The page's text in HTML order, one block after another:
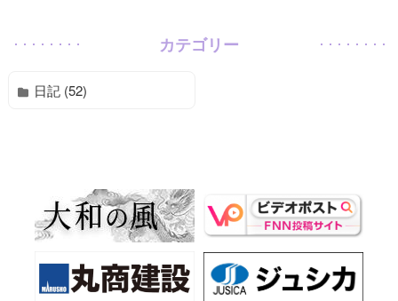
カテゴリー
日記 (52)